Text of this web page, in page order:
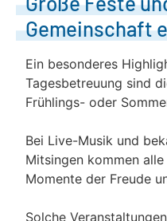
Gemeinschaft
Ein besonderes
Tagesbetreuung sind
Frühlings- oder
Bei Live-Musik und
Mitsingen kommen
Momente der Freude
Solche